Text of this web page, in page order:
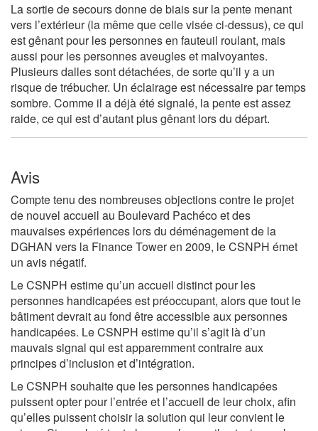
La sortie de secours donne de biais sur la pente menant
vers l’extérieur (la même que celle visée ci-dessus), ce qui
est gênant pour les personnes en fauteuil roulant, mais
aussi pour les personnes aveugles et malvoyantes.
Plusieurs dalles sont détachées, de sorte qu’il y a un
risque de trébucher. Un éclairage est nécessaire par temps
sombre. Comme il a déjà été signalé, la pente est assez
raide, ce qui est d’autant plus gênant lors du départ.
Avis
Compte tenu des nombreuses objections contre le projet
de nouvel accueil au Boulevard Pachéco et des
mauvaises expériences lors du déménagement de la
DGHAN vers la Finance Tower en 2009, le CSNPH émet
un avis négatif.
Le CSNPH estime qu’un accueil distinct pour les
personnes handicapées est préoccupant, alors que tout le
bâtiment devrait au fond être accessible aux personnes
handicapées. Le CSNPH estime qu’il s’agit là d’un
mauvais signal qui est apparemment contraire aux
principes d’inclusion et d’intégration.
Le CSNPH souhaite que les personnes handicapées
puissent opter pour l’entrée et l’accueil de leur choix, afin
qu’elles puissent choisir la solution qui leur convient le